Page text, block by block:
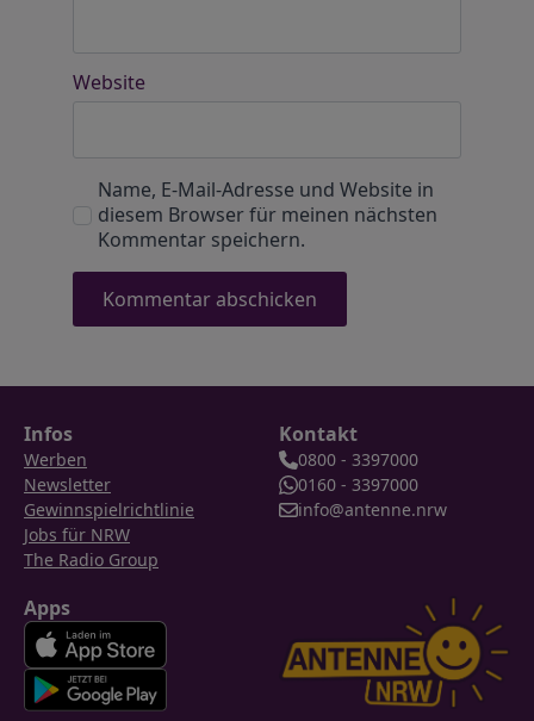
Website
Name, E-Mail-Adresse und Website in
diesem Browser für meinen nächsten
Kommentar speichern.
Infos
Werben
Newsletter
Gewinnspielrichtlinie
Jobs für NRW
The Radio Group
Kontakt
0800 - 3397000
0160 - 3397000
info@antenne.nrw
Apps